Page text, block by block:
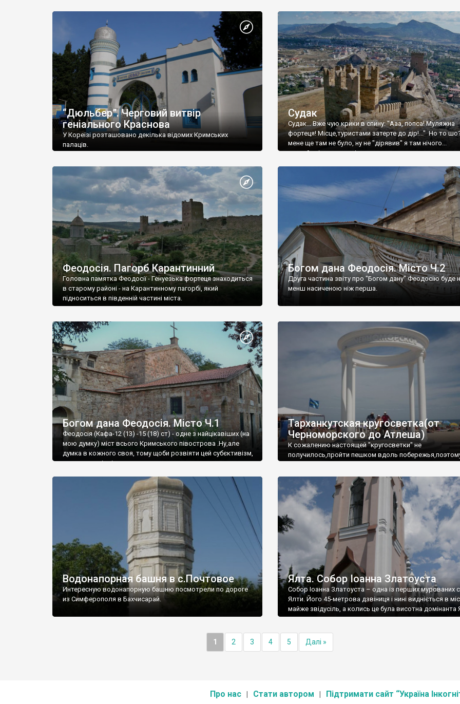
“Дюльбер”. Черговий витвір
геніального Краснова
У Кореїзі розташовано декілька відомих Кримських
палаців.
Судак
Судак... Вже чую крики в спину: "Ааа, попса! Муляжна
фортеця! Місце,туристами затерте до дір!..." Но то
мене ще там не було, ну не "дірявив" я там нічого...
принаймні до цього літа.
Феодосія. Пагорб Карантинний
Головна памятка Феодосії - Генуезька фортеця знаходиться
в старому районі - на Карантинному пагорбі, який
підноситься в південній частині міста.
Богом дана Феодосія. Місто Ч.2
Друга частина звіту про "Богом дану" Феодосію буде
менш насиченою ніж перша.
Богом дана Феодосія. Місто Ч.1
Феодосія (Кафа-12 (13) -15 (18) ст) - одне з найцікавіших (на
мою думку) міст всього Кримського півострова .Ну,але
думка в кожного своя, тому щоби розвіяти цей субєктивізм,
запрошую відвідати це
Тарханкутская кругосветка(от
Черноморского до Атлеша)
К сожалению настоящей "кругосветки" не
получилось,пройти пешком вдоль
Водонапорная башня в с.Почтовое
Интересную водонапорную башню посмотрели по дороге
из Симферополя в Бахчисарай.
Ялта. Собор Іоанна Златоуста
Собор Іоанна Златоуста – одна із перших мурованих
Ялти. Його 45-метрова дзвіниця і нині видніється в
майже звідусіль, а колись це була висотна домінанта
1 2 3 4 5 Далі »
Про нас Стати автором Підтримати сайт “Україна